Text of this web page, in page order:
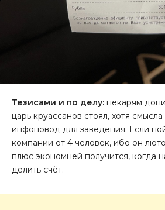
Тезисами и по делу: пекарям
царь круассанов стоял, хотя
инфоповод для заведения. Если
компании от 4 человек, ибо он
плюс экономней получится, когда
делить счёт.